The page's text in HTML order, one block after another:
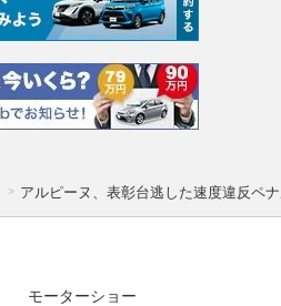
アルピーヌ、表彰台逃した速度違反ペ
モーターショー